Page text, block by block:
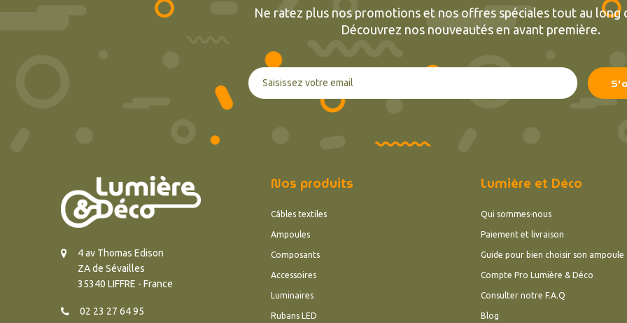
Ne ratez plus nos promotions et nos offres spéciales tout au long
Découvrez nos nouveautés en avant première.
4 av Thomas Edison
ZA de Sévailles
35340 LIFFRE - France
02 23 27 64 95
Nos produits
Câbles textiles
Ampoules
Composants
Accessoires
Luminaires
Rubans LED
Lumière et Déco
Qui sommes-nous
Paiement et livraison
Guide pour bien choisir son ampoule
Compte Pro Lumière & Déco
Consulter notre F.A.Q
Blog